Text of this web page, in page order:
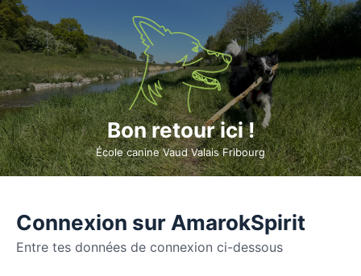
Connexion sur AmarokSpirit
Entre tes données de connexion ci-dessous
Bon retour ici !
École canine Vaud Valais Fribourg